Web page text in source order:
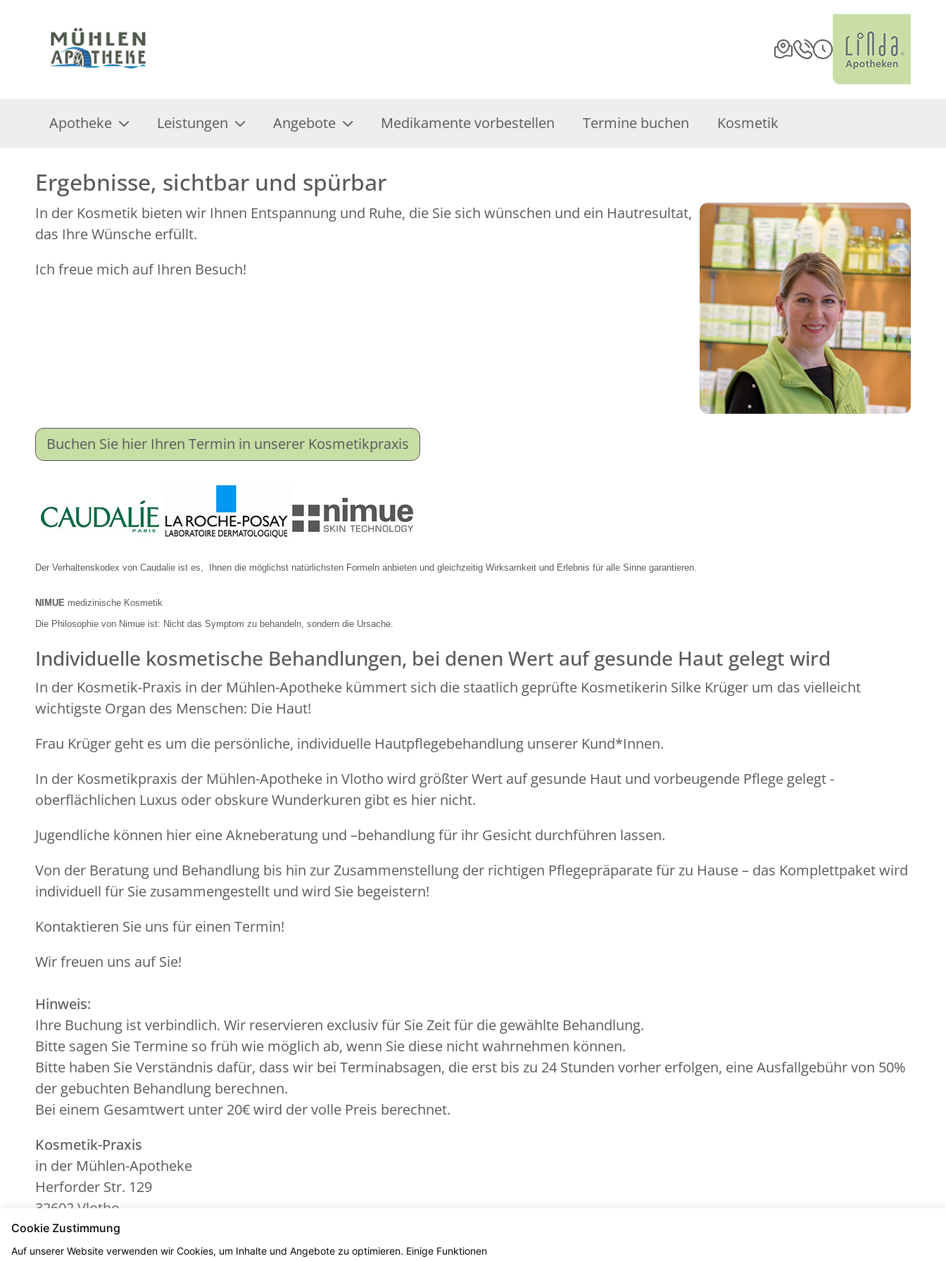
Apotheke Leistungen Angebote Medikamente vorbestellen Termine buchen Kosmetik
Ergebnisse, sichtbar und spürbar
In der Kosmetik bieten wir Ihnen Entspannung und Ruhe, die Sie sich wünschen und ein Hautresultat,
das Ihre Wünsche erfüllt.
Ich freue mich auf Ihren Besuch!
Buchen Sie hier Ihren Termin in unserer Kosmetikpraxis
Der Verhaltenskodex von Caudalie ist es, Ihnen die möglichst natürlichsten Formeln anbieten und gleichzeitig Wirksamkeit und Erlebnis für alle Sinne garantieren.
NIMUE medizinische Kosmetik
Die Philosophie von Nimue ist: Nicht das Symptom zu behandeln, sondern die Ursache.
Individuelle kosmetische Behandlungen, bei denen Wert auf gesunde Haut gelegt wird
In der Kosmetik-Praxis in der Mühlen-Apotheke kümmert sich die staatlich geprüfte Kosmetikerin Silke Krüger um das vielleicht
wichtigste Organ des Menschen: Die Haut!
Frau Krüger geht es um die persönliche, individuelle Hautpflegebehandlung unserer Kund*Innen.
In der Kosmetikpraxis der Mühlen-Apotheke in Vlotho wird größter Wert auf gesunde Haut und vorbeugende Pflege gelegt -
oberflächlichen Luxus oder obskure Wunderkuren gibt es hier nicht.
Jugendliche können hier eine Akneberatung und –behandlung für ihr Gesicht durchführen lassen.
Von der Beratung und Behandlung bis hin zur Zusammenstellung der richtigen Pflegepräparate für zu Hause – das Komplettpaket wird
individuell für Sie zusammengestellt und wird Sie begeistern!
Kontaktieren Sie uns für einen Termin!
Wir freuen uns auf Sie!
Hinweis:
Ihre Buchung ist verbindlich. Wir reservieren exclusiv für Sie Zeit für die gewählte Behandlung.
Bitte sagen Sie Termine so früh wie möglich ab, wenn Sie diese nicht wahrnehmen können.
Bitte haben Sie Verständnis dafür, dass wir bei Terminabsagen, die erst bis zu 24 Stunden vorher erfolgen, eine Ausfallgebühr von 50%
der gebuchten Behandlung berechnen.
Bei einem Gesamtwert unter 20€ wird der volle Preis berechnet.
Kosmetik-Praxis
in der Mühlen-Apotheke
Herforder Str. 129
32602 Vlotho
Tel. 05733/3766
info@muehlen-apotheke-vlotho.de
Cookie Zustimmung
Auf unserer Website verwenden wir Cookies, um Inhalte und Angebote zu optimieren. Einige Funktionen